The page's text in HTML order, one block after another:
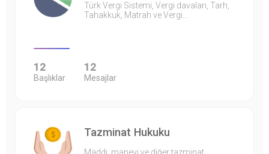
Türk Vergi Sistemi, Vergi davaları, Tarh,
Tahakkuk, Matrah ve Vergi…
12
Başlıklar
12
Mesajlar
Tazminat Hukuku